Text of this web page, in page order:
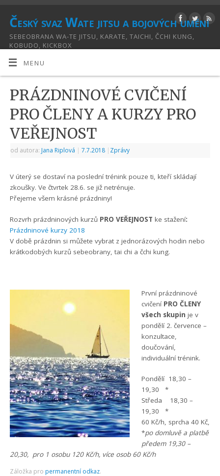
Český svaz Wate jitsu a bojových umění
SEBEOBRANA WA-TE JITSU, KARATE, TAICHI, ČCHI KUNG,
KOBUDO, KICKBOX
MENU
PRÁZDNINOVÉ CVIČENÍ
PRO ČLENY A KURZY PRO
VEŘEJNOST
od autora: Jana Riplová | 7.7.2018 | Zprávy
V úterý se dostaví na poslední trénink pouze ti, kteří skládají
zkoušky. Ve čtvrtek 28.6. se již netrénuje.
Přejeme všem krásné prázdniny!
Rozvrh prázdninových kurzů PRO VEŘEJNOSTke stažení:
Prázdninové kurzy 2018
V době prázdnin si můžete vybrat z jednorázových hodin nebo
krátkodobých kurzů sebeobrany, tai chi a čchi kung.
První prázdninové
cvičení PRO ČLENY
všech skupin je v
pondělí 2. července –
konzultace,
doučování,
individuální trénink.
Pondělí 18,30 –
19,30 *
Středa 18,30 –
19,30 *
60 Kč/h, sprcha 40 Kč,
*po domluvě a platbě
předem 19,30 –
20,30, pro 1 osobu 120 Kč/h, více osob 60 Kč/h
Záložka pro permanentní odkaz.